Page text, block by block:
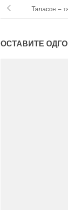
Таласон –
ОСТАВИТЕ